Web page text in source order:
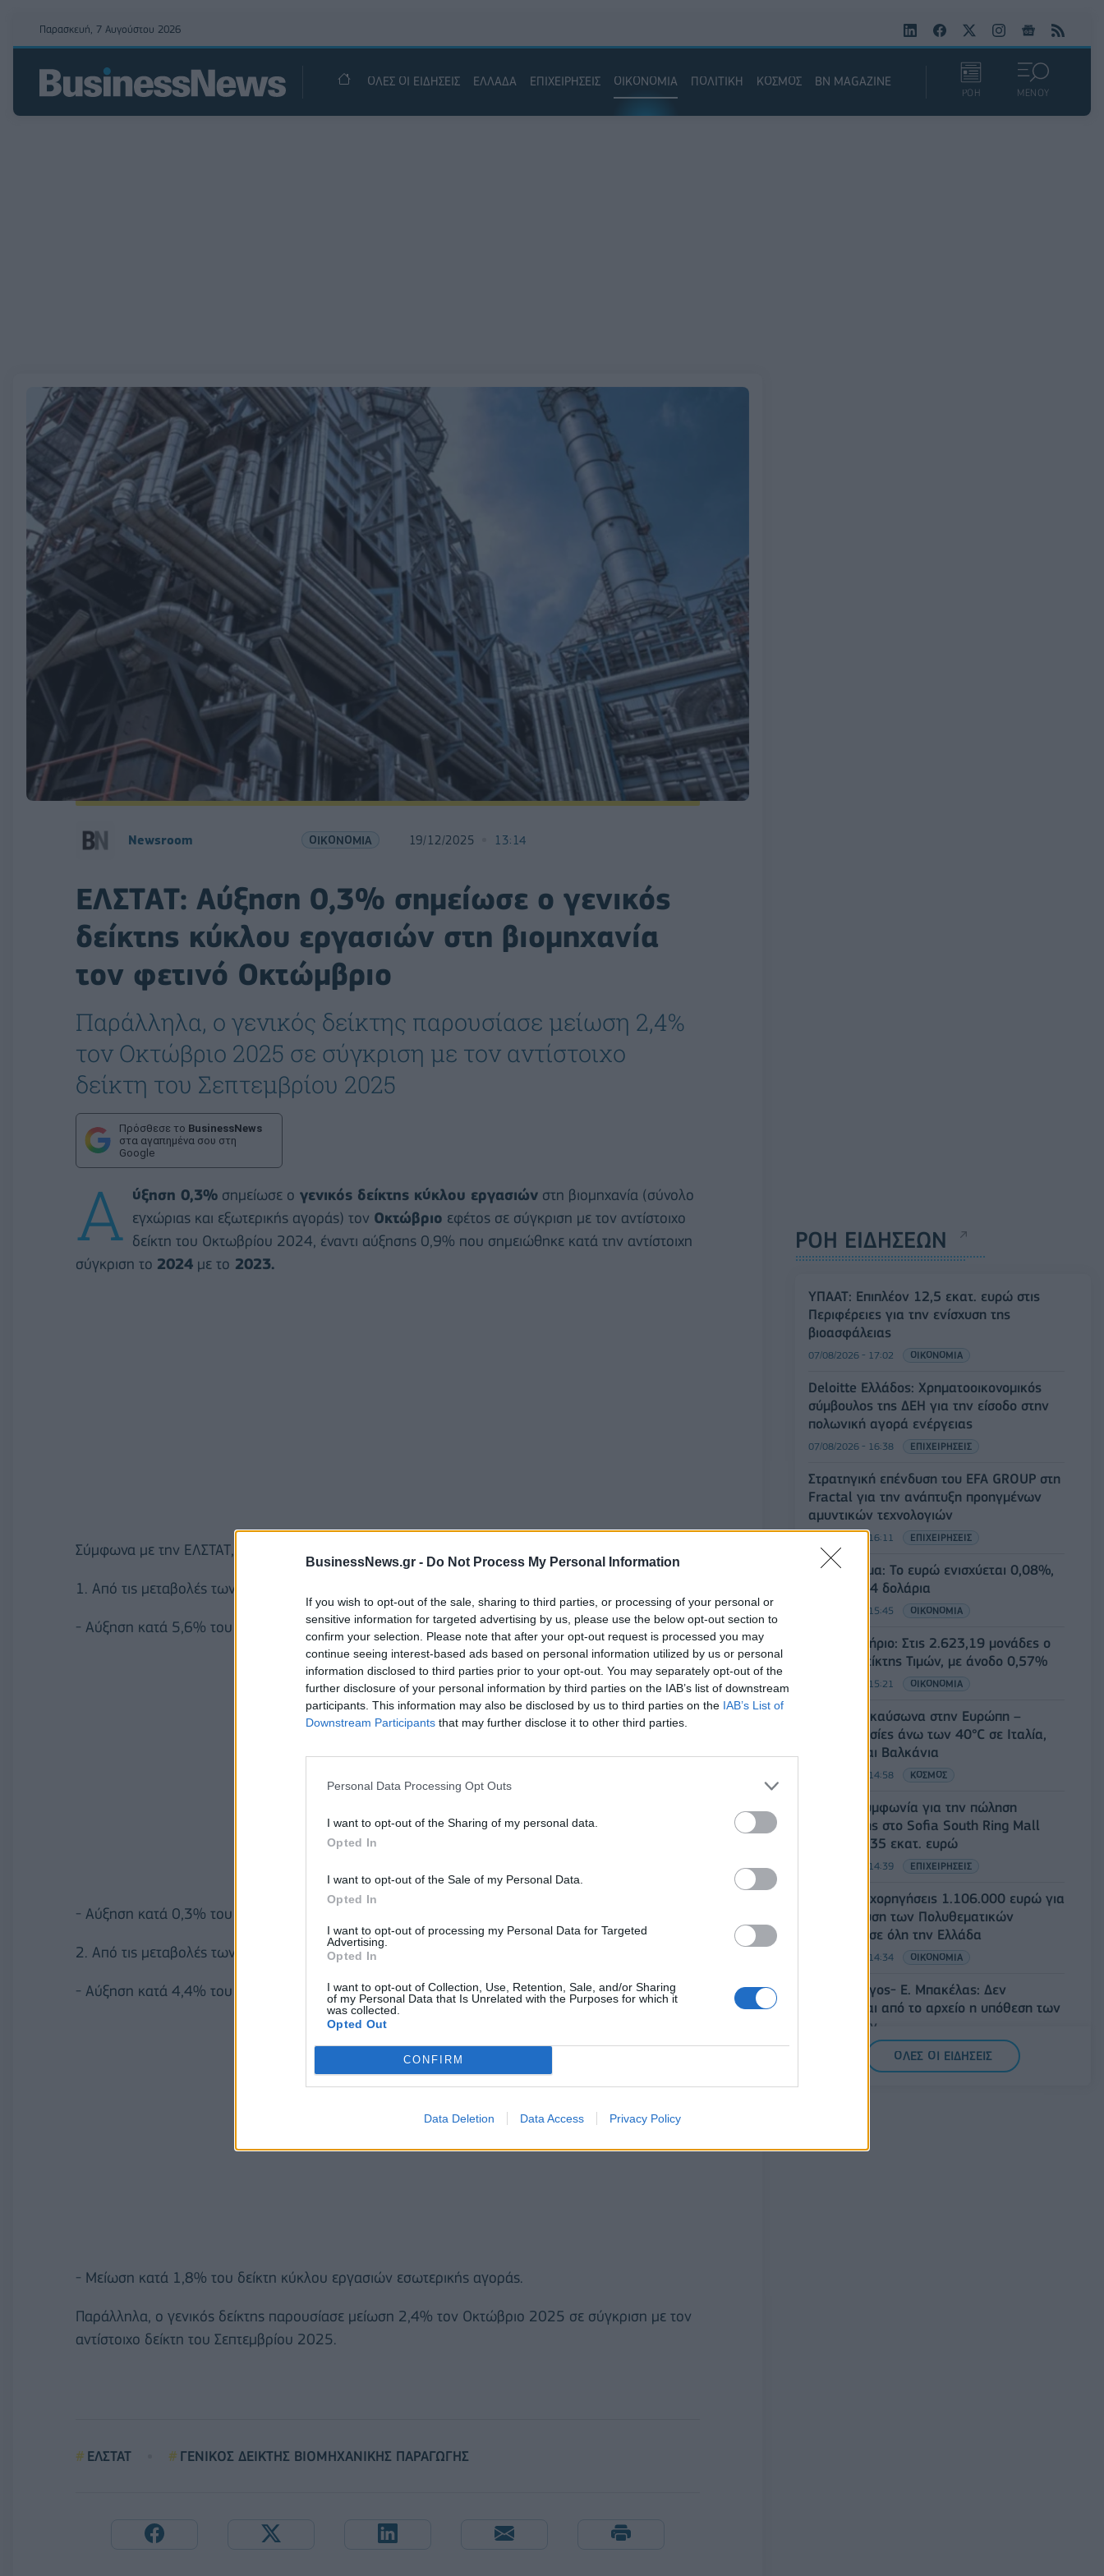
BusinessNews.gr - Do Not Process My Personal Information
If you wish to opt-out of the sale, sharing to third parties, or processing of your personal or
sensitive information for targeted advertising by us, please use the below opt-out section to
confirm your selection. Please note that after your opt-out request is processed you may
continue seeing interest-based ads based on personal information utilized by us or personal
information disclosed to third parties prior to your opt-out. You may separately opt-out of the
further disclosure of your personal information by third parties on the IAB’s list of downstream
participants. This information may also be disclosed by us to third parties on the IAB’s List of
Downstream Participants that may further disclose it to other third parties.
Personal Data Processing Opt Outs
I want to opt-out of the Sharing of my personal data.
Opted In
I want to opt-out of the Sale of my Personal Data.
Opted In
I want to opt-out of processing my Personal Data for Targeted
Advertising.
Opted In
I want to opt-out of Collection, Use, Retention, Sale, and/or Sharing
of my Personal Data that Is Unrelated with the Purposes for which it
was collected.
Opted Out
CONFIRM
Data Deletion Data Access Privacy Policy
Παρασκευή, 7 Αυγούστου 2026
ΟΛΕΣ ΟΙ ΕΙΔΗΣΕΙΣ ΕΛΛΑΔΑ ΕΠΙΧΕΙΡΗΣΕΙΣ ΟΙΚΟΝΟΜΙΑ ΠΟΛΙΤΙΚΗ ΚΟΣΜΟΣ BN MAGAZINE
ΡΟΗ ΜΕΝΟΥ
Newsroom ΟΙΚΟΝΟΜΙΑ 19/12/2025 13:14
ΕΛΣΤΑΤ: Αύξηση 0,3% σημείωσε ο γενικός
δείκτης κύκλου εργασιών στη βιομηχανία
τον φετινό Οκτώμβριο
Παράλληλα, ο γενικός δείκτης παρουσίασε μείωση 2,4%
τον Οκτώβριο 2025 σε σύγκριση με τον αντίστοιχο
δείκτη του Σεπτεμβρίου 2025
Πρόσθεσε το BusinessNews
στα αγαπημένα σου στη
Google
Α ύξηση 0,3% σημείωσε ο γενικός δείκτης κύκλου εργασιών στη βιομηχανία (σύνολο
εγχώριας και εξωτερικής αγοράς) τον Οκτώβριο εφέτος σε σύγκριση με τον αντίστοιχο
δείκτη του Οκτωβρίου 2024, έναντι αύξησης 0,9% που σημειώθηκε κατά την αντίστοιχη
σύγκριση το 2024 με το 2023.
Σύμφωνα με την ΕΛΣΤΑΤ, αυτή η αύξηση στον τζίρο των εγχώριων βιομηχανιών προήλθε:
1. Από τις μεταβολές των δεικτών των επιμέρους τομέων της βιομηχανίας:
- Αύξηση κατά 5,6% του δείκτη κύκλου εργασιών ορυχείων-λατομείων.
- Αύξηση κατά 0,3% του δείκτη κύκλου εργασιών μεταποίησης.
2. Από τις μεταβολές των δεικτών των επιμέρους αγορών:
- Αύξηση κατά 4,4% του δείκτη κύκλου εργασιών εξωτερικής αγοράς.
- Μείωση κατά 1,8% του δείκτη κύκλου εργασιών εσωτερικής αγοράς.
Παράλληλα, ο γενικός δείκτης παρουσίασε μείωση 2,4% τον Οκτώβριο 2025 σε σύγκριση με τον
αντίστοιχο δείκτη του Σεπτεμβρίου 2025.
ΕΛΣΤΑΤ ΓΕΝΙΚΟΣ ΔΕΙΚΤΗΣ ΒΙΟΜΗΧΑΝΙΚΗΣ ΠΑΡΑΓΩΓΗΣ
ΡΟΗ ΕΙΔΗΣΕΩΝ
ΥΠΑΑΤ: Επιπλέον 12,5 εκατ. ευρώ στις
Περιφέρειες για την ενίσχυση της
βιοασφάλειας
07/08/2026 - 17:02 ΟΙΚΟΝΟΜΙΑ
Deloitte Ελλάδος: Χρηματοοικονομικός
σύμβουλος της ΔΕΗ για την είσοδο στην
πολωνική αγορά ενέργειας
07/08/2026 - 16:38 ΕΠΙΧΕΙΡΗΣΕΙΣ
Στρατηγική επένδυση του EFA GROUP στη
Fractal για την ανάπτυξη προηγμένων
αμυντικών τεχνολογιών
07/08/2026 - 16:11 ΕΠΙΧΕΙΡΗΣΕΙΣ
Συνάλλαγμα: Το ευρώ ενισχύεται 0,08%,
στα 1,1534 δολάρια
07/08/2026 - 15:45 ΟΙΚΟΝΟΜΙΑ
Χρηματιστήριο: Στις 2.623,19 μονάδες ο
Γενικός Δείκτης Τιμών, με άνοδο 0,57%
07/08/2026 - 15:21 ΟΙΚΟΝΟΜΙΑ
Νέο κύμα καύσωνα στην Ευρώπη –
Θερμοκρασίες άνω των 40°C σε Ιταλία,
Ισπανία και Βαλκάνια
07/08/2026 - 14:58 ΚΟΣΜΟΣ
Fourlis: Συμφωνία για την πώληση
συμμετοχής στο Sofia South Ring Mall
έναντι 49,35 εκατ. ευρώ
07/08/2026 - 14:39 ΕΠΙΧΕΙΡΗΣΕΙΣ
ΥΠΠΟ: Επιχορηγήσεις 1.106.000 ευρώ για
την ενίσχυση των Πολυθεματικών
Φεστιβάλ σε όλη την Ελλάδα
07/08/2026 - 14:34 ΟΙΚΟΝΟΜΙΑ
Άρειος Πάγος- Ε. Μπακέλας: Δεν
ανασύρεται από το αρχείο η υπόθεση των
υποκλοπών
07/08/2026 - 14:11 ΕΛΛΑΔΑ
ΟΛΕΣ ΟΙ ΕΙΔΗΣΕΙΣ